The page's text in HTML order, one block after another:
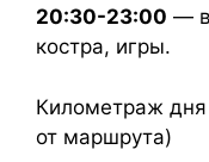
20:30-23:00 —
костра, игры.
Километраж
от маршрута)